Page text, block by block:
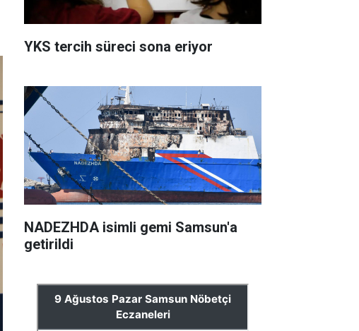
YKS tercih süreci sona eriyor
NADEZHDA isimli gemi Samsun'a
getirildi